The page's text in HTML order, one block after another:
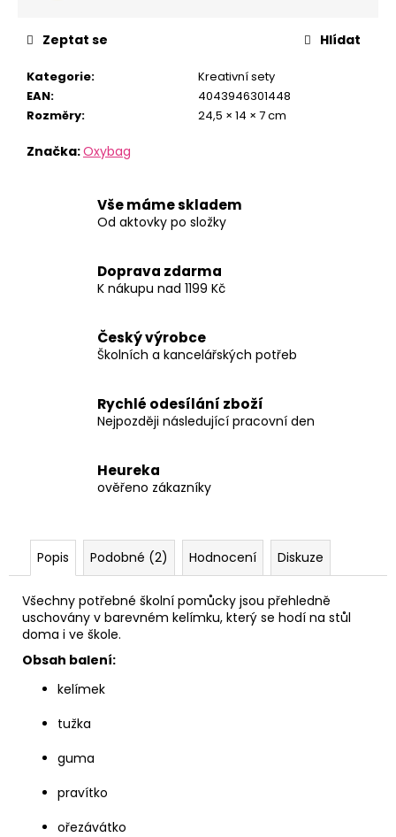
Kategorie:
Kreativní sety
EAN:
4043946301448
Rozměry: 24,5 × 14 × 7 cm
Značka:Oxybag
Zeptat se Hlídat
Vše máme skladem
Od aktovky po složky
Doprava zdarma
K nákupu nad 1199 Kč
Český výrobce
Školních a kancelářských potřeb
Rychlé odesílání zboží
Nejpozději následující pracovní den
Heureka
ověřeno zákazníky
Popis Podobné (2) Hodnocení Diskuze
Všechny potřebné školní pomůcky jsou přehledně
uschovány v barevném kelímku, který se hodí na stůl
doma i ve škole.
Obsah balení:
kelímek
tužka
guma
pravítko
ořezávátko
OXY
CLICK
600
ML
299